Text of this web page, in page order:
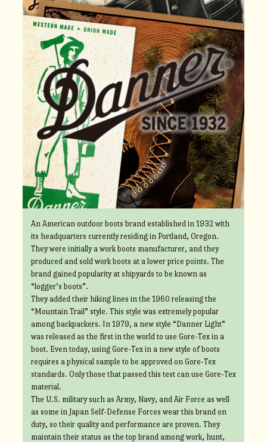
An American outdoor boots brand established in 1932 with
its headquarters currently residing in Portland, Oregon.
They were initially a work boots manufacturer, and they
produced and sold work boots at a lower price points. The
brand gained popularity at shipyards to be known as
“logger’s boots”.
They added their hiking lines in the 1960 releasing the
“Mountain Trail” style. This style was extremely popular
among backpackers. In 1979, a new style “Danner Light”
was released as the first in the world to use Gore-Tex in a
boot. Even today, using Gore-Tex in a new style of boots
requires a physical sample to be approved on Gore-Tex
standards. Only those that passed this test can use Gore-Tex
material.
The U.S. military such as Army, Navy, and Air Force as well
as some in Japan Self-Defense Forces wear this brand on
duty, so their quality and performance are proven. They
maintain their status as the top brand among work, hunt,